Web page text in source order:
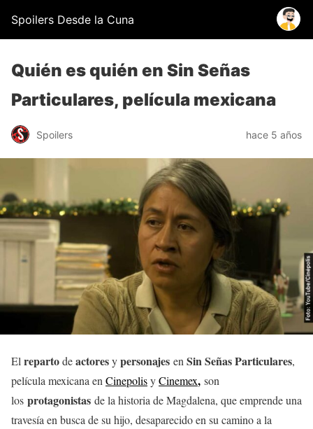
Spoilers Desde la Cuna
Quién es quién en Sin Señas
Particulares, película mexicana
Spoilers hace 5 años
El repartodeactoresypersonajes en Sin Señas Particulares,
película mexicana en CinepolisyCinemex, son
los protagonistas de la historia de Magdalena, que emprende una
travesía en busca de su hijo, desaparecido en su camino a la